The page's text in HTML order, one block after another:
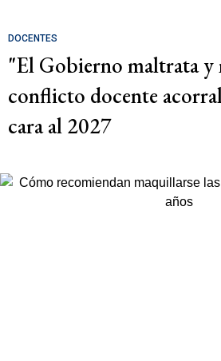
DOCENTES
"El Gobierno maltrata y
conflicto docente
cara al 2027